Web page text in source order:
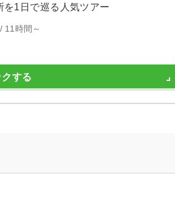
を1日で巡る人気ツアー
11時間～
する